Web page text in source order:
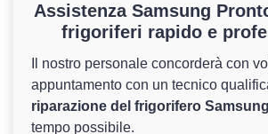
Assistenza Samsung
frigoriferi rapido e
Il nostro personale concorderà con
appuntamento con un tecnico
riparazione del frigorifero Samsung
tempo possibile.